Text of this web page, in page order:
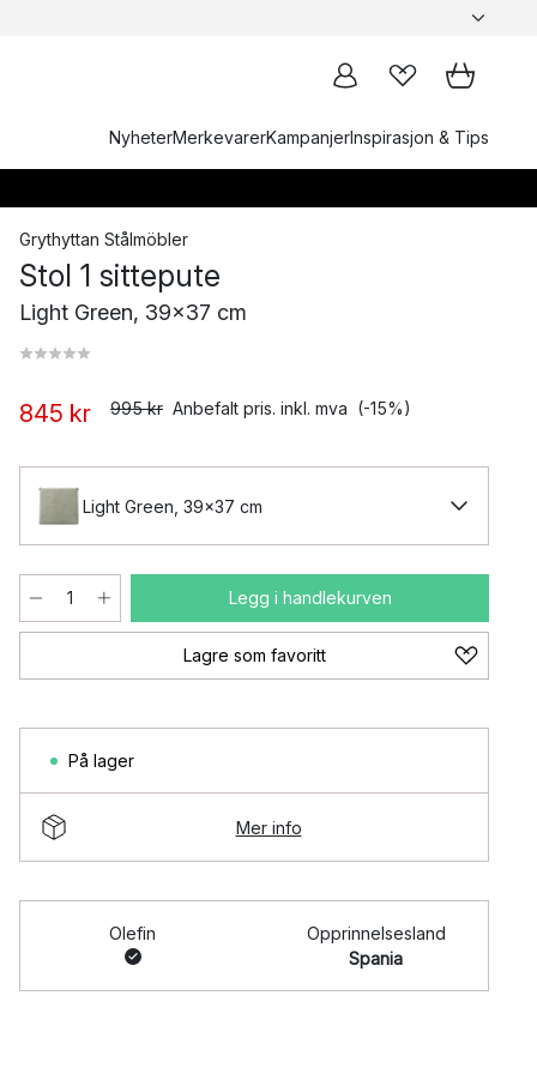
NyheterMerkevarerKampanjerInspirasjon & Tips
Grythyttan Stålmöbler
Stol 1 sittepute
Light Green, 39x37 cm
845 kr 995 kr Anbefalt pris. inkl. mva (-15%)
Light Green, 39x37 cm
Legg i handlekurven
Lagre som favoritt
På lager
Mer info
Olefin
Opprinnelsesland
Spania